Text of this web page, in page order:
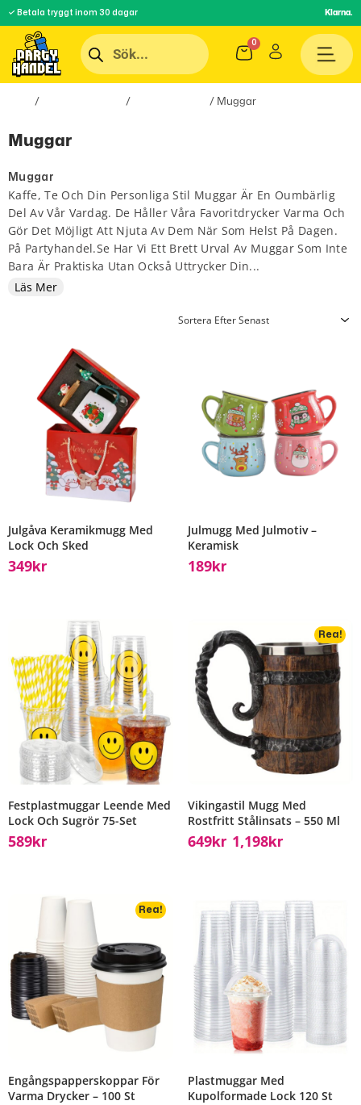
✓ Betala tryggt inom 30 dagar Klarna.
/ / / Muggar
Muggar
Muggar
Kaffe, Te Och Din Personliga Stil Muggar Är En Oumbärlig
Del Av Vår Vardag. De Håller Våra Favoritdrycker Varma Och
Gör Det Möjligt Att Njuta Av Dem När Som Helst På Dagen.
På Partyhandel.se Har Vi Ett Brett Urval Av Muggar Som Inte
Bara Är Praktiska Utan Också Uttrycker Din...
Läs Mer
Julgåva Keramikmugg Med
Lock Och Sked
349Kr
Julmugg Med Julmotiv –
Keramisk
189Kr
Festplastmuggar Leende Med
Lock Och Sugrör 75-Set
589Kr
Rea!
Vikingastil Mugg Med
Rostfritt Stålinsats – 550 Ml
649Kr 1,198Kr
Rea!
Engångspapperskoppar För
Varma Drycker – 100 St
Plastmuggar Med
Kupolformade Lock 120 St